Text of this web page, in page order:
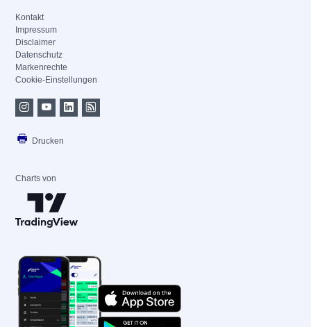
Kontakt
Impressum
Disclaimer
Datenschutz
Markenrechte
Cookie-Einstellungen
Drucken
Charts von